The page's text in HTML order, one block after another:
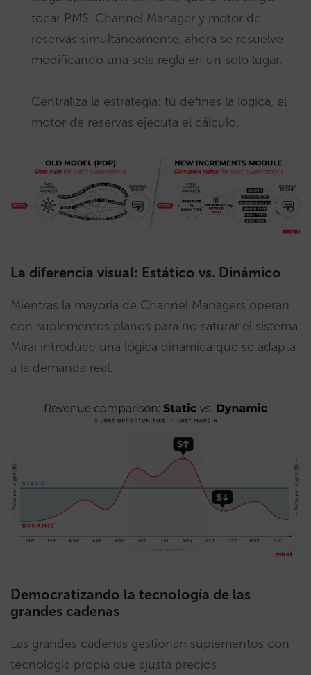
tocar PMS, Channel Manager y motor de
reservas simultáneamente, ahora se resuelve
modificando una sola regla en un solo lugar.
Centraliza la estrategia: tú defines la lógica, el
motor de reservas ejecuta el cálculo.
La diferencia visual: Estático vs. Dinámico
Mientras la mayoría de Channel Managers operan
con suplementos planos para no saturar el sistema,
Mirai introduce una lógica dinámica que se adapta
a la demanda real.
Democratizando la tecnología de las
grandes cadenas
Las grandes cadenas gestionan suplementos con
tecnología propia que ajusta precios